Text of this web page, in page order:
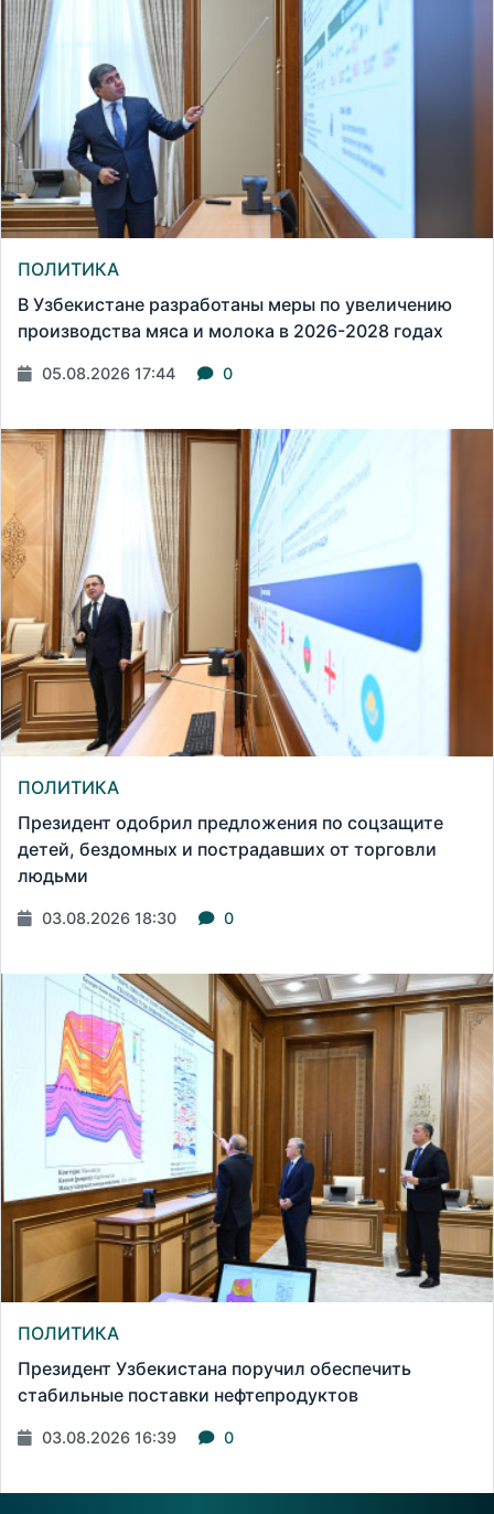
ПОЛИТИКА
В Узбекистане разработаны меры по увеличению
производства мяса и молока в 2026-2028 годах
05.08.2026 17:44 0
ПОЛИТИКА
Президент одобрил предложения по соцзащите
детей, бездомных и пострадавших от торговли
людьми
03.08.2026 18:30 0
ПОЛИТИКА
Президент Узбекистана поручил обеспечить
стабильные поставки нефтепродуктов
03.08.2026 16:39 0